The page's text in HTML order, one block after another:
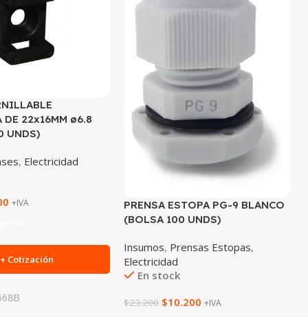
DE 22x16MM ø6.8
UNDS)
, Electricidad
+IVA
+ Cotización
PRENSA ESTOPA PG-9 BLANCO
(BOLSA 100 UNDS)
Insumos, Prensas Estopas,
Electricidad
En stock
$23.200 $10.200 +IVA